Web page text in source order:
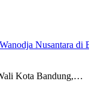
Nusantara di
Kota Bandung,…